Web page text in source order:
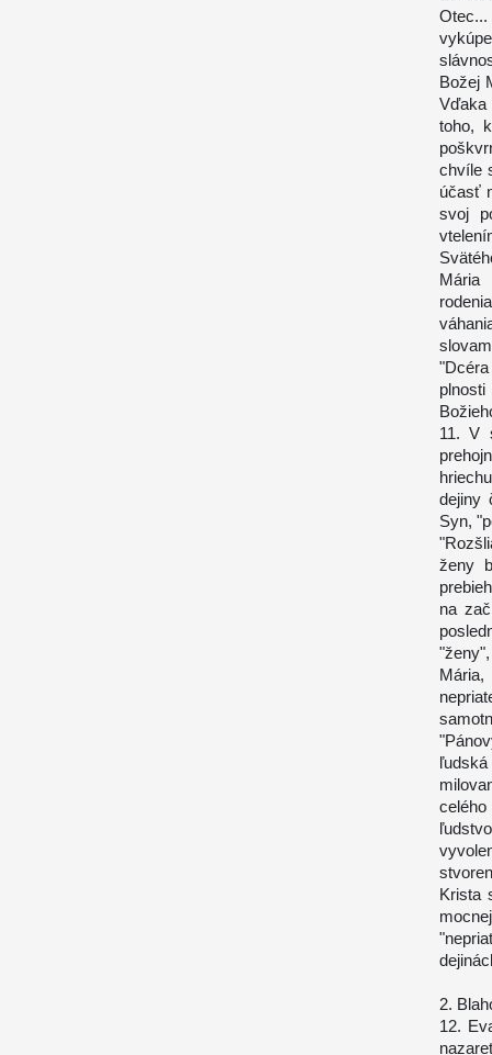
Božej
toho,
chvíle
účasť
svoj
Mária
11. V
dejiny
Syn,
ženy
na
Krista
2.
12.